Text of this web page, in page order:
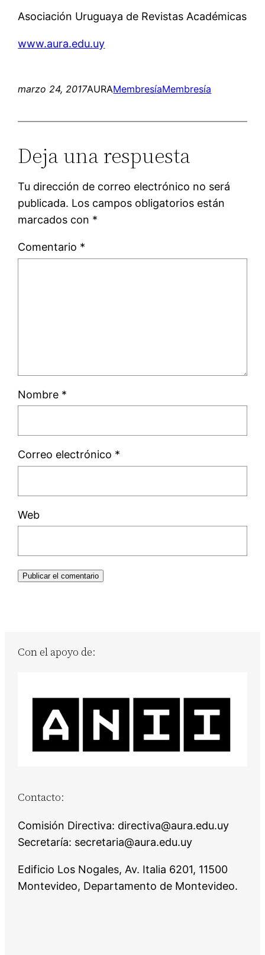
Asociación Uruguaya de Revistas Académicas
www.aura.edu.uy
marzo 24, 2017AURAMembresíaMembresía
Deja una respuesta
Tu dirección de correo electrónico no será
publicada. Los campos obligatorios están
marcados con *
Comentario *
Nombre *
Correo electrónico *
Web
Con el apoyo de:
Contacto:
Comisión Directiva: directiva@aura.edu.uy
Secretaría: secretaria@aura.edu.uy
Edificio Los Nogales, Av. Italia 6201, 11500
Montevideo, Departamento de Montevideo.